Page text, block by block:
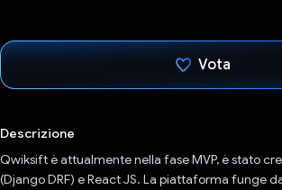
Vota
Descrizione
Qwiksift è attualmente nella fase MVP, è stato
(Django DRF) e React JS. La piattaforma funge